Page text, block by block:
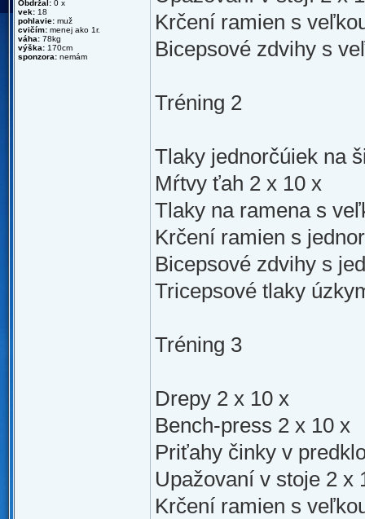
Obdržal: 0 x
vek: 18
pohlavie: muž
cvičím: menej ako 1r.
váha: 78kg
výška: 170cm
sponzora: nemám
Krčení ramien s
Bicepsové zdvihy s
Tréning 2
Tlaky jednorčúiek na
Mŕtvy ťah 2 x 10 x
Tlaky na ramena s
Krčení ramien s
Bicepsové zdvihy s
Tricepsové tlaky
Tréning 3
Drepy 2 x 10 x
Bench-press 2 x 10 x
Priťahy činky v
Upažovaní v stoje 2 x
Krčení ramien s